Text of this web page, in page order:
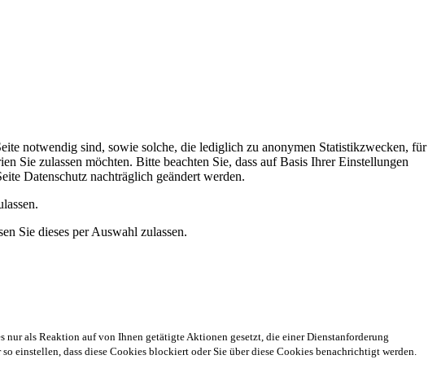
notwendig sind, sowie solche, die lediglich zu anonymen Statistikzwecken, für
Sie zulassen möchten. Bitte beachten Sie, dass auf Basis Ihrer Einstellungen
Datenschutz nachträglich geändert werden.
Sie dieses per Auswahl zulassen.
als Reaktion auf von Ihnen getätigte Aktionen gesetzt, die einer Dienstanforderung
einstellen, dass diese Cookies blockiert oder Sie über diese Cookies benachrichtigt werden.